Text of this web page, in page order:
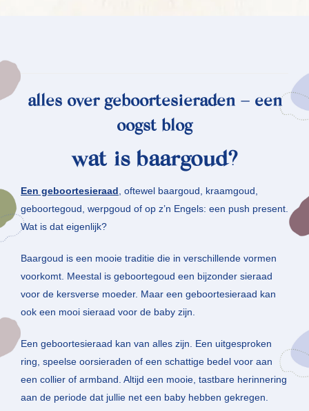
alles over geboortesieraden – een
oogst blog
wat is baargoud?
Een geboortesieraad, oftewel baargoud, kraamgoud,
geboortegoud, werpgoud of op z’n Engels: een push present.
Wat is dat eigenlijk?
Baargoud is een mooie traditie die in verschillende vormen
voorkomt. Meestal is geboortegoud een bijzonder sieraad
voor de kersverse moeder. Maar een geboortesieraad kan
ook een mooi sieraad voor de baby zijn.
Een geboortesieraad kan van alles zijn. Een uitgesproken
ring, speelse oorsieraden of een schattige bedel voor aan
een collier of armband. Altijd een mooie, tastbare herinnering
aan de periode dat jullie net een baby hebben gekregen.